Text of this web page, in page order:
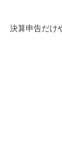
決算申告だけ